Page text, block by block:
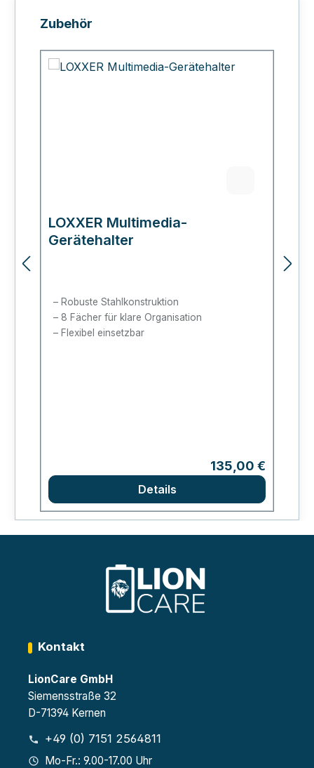
Produktgalerie überspringen
Zubehör
LOXXER Multimedia-
Gerätehalter
Robuste Stahlkonstruktion
8 Fächer für klare Organisation
Flexibel einsetzbar
Regulärer Preis:
135,00 €
Details
Kontakt
LionCare GmbH
Siemensstraße 32
D-71394 Kernen
+49 (0) 7151 2564811
Mo-Fr.: 9.00-17.00 Uhr